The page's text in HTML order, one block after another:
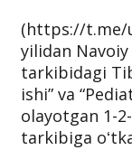
(https://t.me/
yilidan
tarkibidagi
ishi” va
olayotgan 1-
tarkibiga